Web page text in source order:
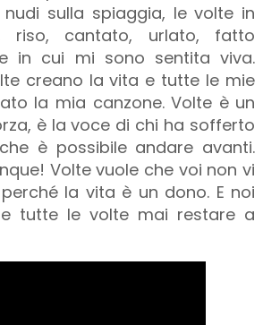
sulla spiaggia, le volte in
riso, cantato, urlato, fatto
in cui mi sono sentita viva.
creano la vita e tutte le mie
la mia canzone. Volte è un
è la voce di chi ha sofferto
è possibile andare avanti.
Volte vuole che voi non vi
la vita è un dono. E noi
tutte le volte mai restare a